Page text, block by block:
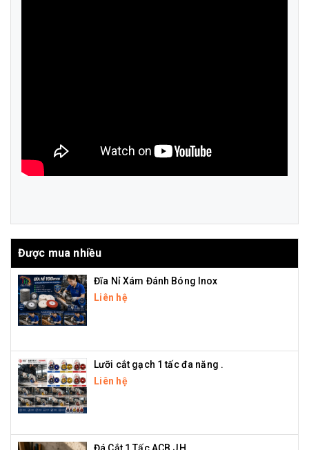
Được mua nhiều
Đĩa Nỉ Xám Đánh Bóng Inox
Liên hệ
Lưỡi cắt gạch 1 tấc đa năng .
Liên hệ